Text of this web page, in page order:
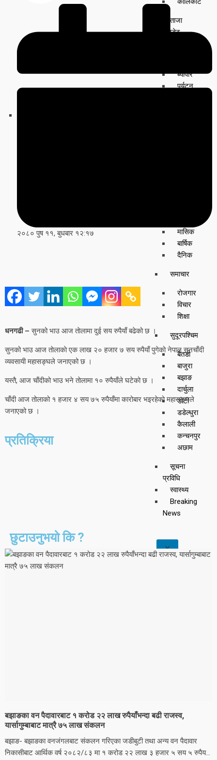
ताजा
अपडेट
ब्यापार
पर्यटन
मासिक
बार्षिक
दैनिक
समाचार
रोजगार
विचार
शिक्षा
सुदूरपश्चिम
बैतडी
बाजुरा
बझाङ
दार्चुला
डोटी
डडेल्धुरा
कैलाली
कन्चनपुर
अछाम
सूचना
प्रविधि
स्वास्थ्य
Breaking
News
X
२०८० पुष ११, बुधबार १२:१७
धनगढी –सुनको भाउ आज ताेलामा दुई सय रुपैयाँ बढेको छ ।
सुनको भाउ आज ताेलाकाे एक लाख २० हजार ७ सय रुपैयाँ पुगेको नेपाल सुनचाँदी
व्यवसायी महासङ्घले जनाएको छ ।
यस्तै, आज चाँदीको भाउ भने ताेलामा १० रुपैयाँले घटेको छ ।
चाँदी आज तोलाको १ हजार ४ सय ७५ रुपैयाँमा कारोबार भइरहेको महास‌ङ्घले
जनाएको छ ।
प्रतिक्रिया
छुटाउनुभयो कि ?
बझाङका वन पैदावारबाट १ करोड २२ लाख रुपैयाँभन्दा बढी राजस्व,
यार्सागुम्बाबाट मात्रै ७५ लाख संकलन
बझाङ- बझाङका वनजंगलबाट संकलन गरिएका जडीबुटी तथा अन्य वन पैदावार
निकासीबाट आर्थिक वर्ष २०८२/८३ मा १ करोड २२ लाख ३ हजार ५ सय ५ रुपैय...